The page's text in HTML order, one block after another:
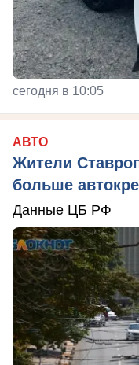
сегодня в 10:05
АВТО
Жители
больше
Данные ЦБ РФ